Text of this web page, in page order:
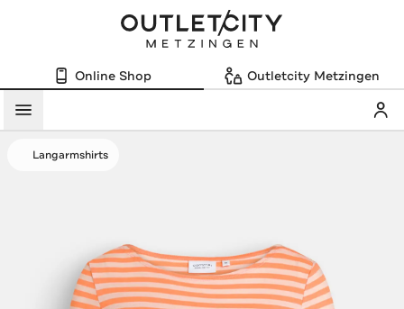
Online Shop Outletcity Metzingen
Menü
Langarmshirts